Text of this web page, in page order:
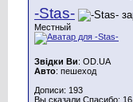
-Stas-
Местный
Звідки Ви: OD.UA
Авто: пешеход
Дописи: 193
Вы сказали Спасибо: 16